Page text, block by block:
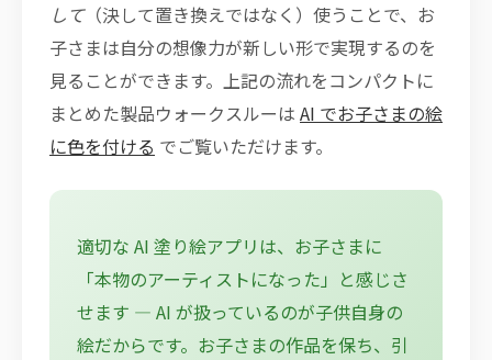
して（決して置き換えではなく）使うことで、お
子さまは自分の想像力が新しい形で実現するのを
見ることができます。上記の流れをコンパクトに
まとめた製品ウォークスルーは AI でお子さまの絵
に色を付ける でご覧いただけます。
適切な AI 塗り絵アプリは、お子さまに
「本物のアーティストになった」と感じさ
せます — AI が扱っているのが子供自身の
絵だからです。お子さまの作品を保ち、引